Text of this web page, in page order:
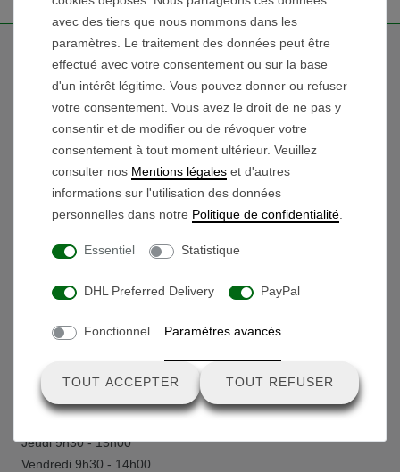
Espace Client
Contact
Mon Compte
Liste De Souhaits
Pro-Shop@beegon.de
Whatsapp-Chat
Horaires d'ouverture:
Jeudi 9h30 - 15h00
Vendredi 9h30 - 14h00
avec des tiers que nous nommons dans les
paramètres. Le traitement des données peut être
effectué avec votre consentement ou sur la base
d'un intérêt légitime. Vous pouvez donner ou refuser
votre consentement. Vous avez le droit de ne pas y
consentir et de modifier ou de révoquer votre
consentement à tout moment ultérieur. Veuillez
consulter nos Mentions légales et d'autres
informations sur l'utilisation des données
personnelles dans notre Politique de confidentialité
Essentiel Statistique
DHL Preferred Delivery PayPal
Fonctionnel Paramètres avancés
TOUT ACCEPTER TOUT REFUSER